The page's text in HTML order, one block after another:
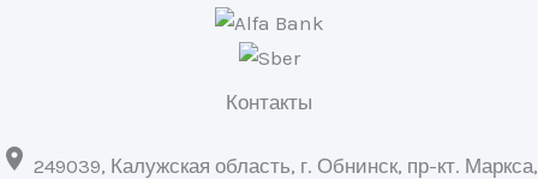
Контакты
 249039, Калужская область, г. Обнинск, пр-кт. Маркса,